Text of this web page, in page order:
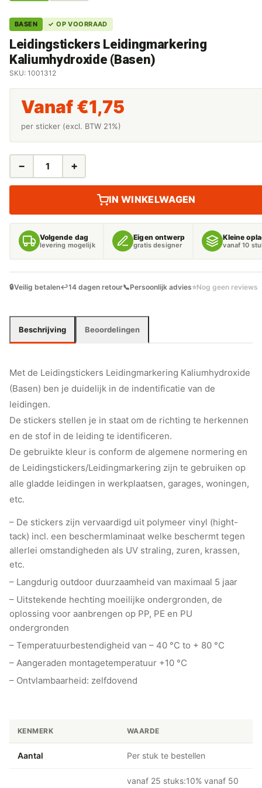
BASEN ✓ OP VOORRAAD
Leidingstickers Leidingmarkering
Kaliumhydroxide (Basen)
SKU: 1001312
Vanaf €1,75
per sticker (excl. BTW 21%)
LEIDINGSTICKERS
− +
IN WINKELWAGEN
Volgende dag
levering mogelijk
Eigen ontwerp
gratis designer
Kleine
vanaf 10
🔒Veilig betalen↩️14 dagen retour📞Persoonlijk advies⭐Nog geen reviews
Beschrijving Beoordelingen
Met de Leidingstickers Leidingmarkering Kaliumhydroxide
(Basen) ben je duidelijk in de indentificatie van de
leidingen.
De stickers stellen je in staat om de richting te herkennen
en de stof in de leiding te identificeren.
De gebruikte kleur is conform de algemene normering en
de Leidingstickers/Leidingmarkering zijn te gebruiken op
alle gladde leidingen in werkplaatsen, garages, woningen,
etc.
– De stickers zijn vervaardigd uit polymeer vinyl (hight-
tack) incl. een beschermlaminaat welke beschermt tegen
allerlei omstandigheden als UV straling, zuren, krassen,
etc.
– Langdurig outdoor duurzaamheid van maximaal 5 jaar
– Uitstekende hechting moeilijke ondergronden, de
oplossing voor aanbrengen op PP, PE en PU
ondergronden
– Temperatuurbestendigheid van – 40 °C to + 80 °C
– Aangeraden montagetemperatuur +10 °C
– Ontvlambaarheid: zelfdovend
KENMERK WAARDE
Aantal Per stuk te bestellen
vanaf 25 stuks:10% vanaf 50